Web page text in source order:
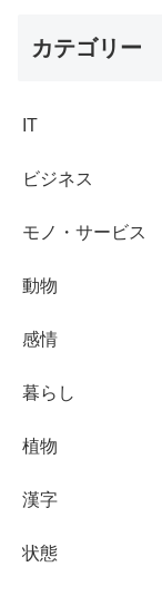
カテゴリー
IT
ビジネス
モノ・サービス
動物
感情
暮らし
植物
漢字
状態